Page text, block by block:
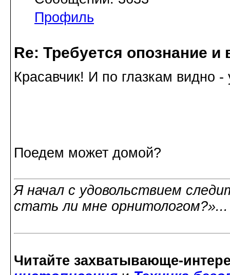
Профиль
Re: Требуется опознание
Красавчик! И по глазкам видно -
Поедем может домой?
Я начал с удовольствием
стать ли мне
Читайте захватывающе-